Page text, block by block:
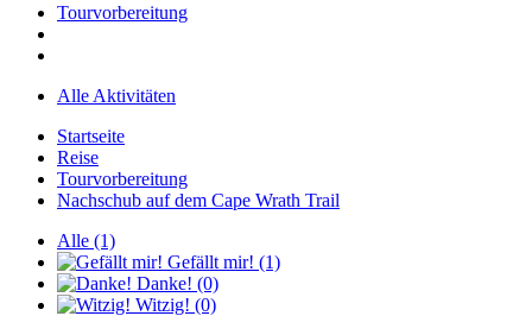
Tourvorbereitung
Alle Aktivitäten
Startseite
Reise
Tourvorbereitung
Nachschub auf dem Cape Wrath Trail
Alle (1)
Gefällt mir! (1)
Danke! (0)
Witzig! (0)